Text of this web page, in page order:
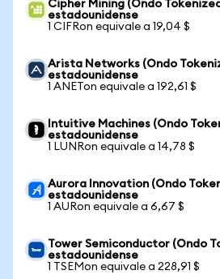
Cipher Mining (Ondo
estadounidense
1 CIFRon equivale a 19,04 $
Arista Networks (Ondo
estadounidense
1 ANETon equivale a 192,61 $
Intuitive Machines (Ondo
estadounidense
1 LUNRon equivale a 14,78 $
Aurora Innovation (Ondo
estadounidense
1 AURon equivale a 6,67 $
Tower Semiconductor (Ondo
estadounidense
1 TSEMon equivale a 228,91 $